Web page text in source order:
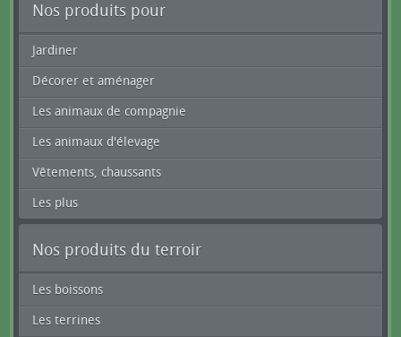
Nos produits pour
Jardiner
Décorer et aménager
Les animaux de compagnie
Les animaux d'élevage
Vêtements, chaussants
Les plus
Nos produits du terroir
Les boissons
Les terrines